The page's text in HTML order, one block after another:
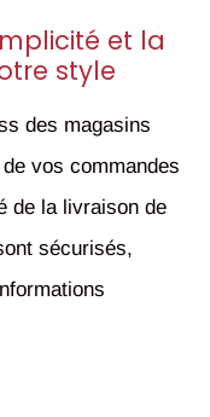
et la
style
des magasins
vos commandes
de la livraison de
sécurisés,